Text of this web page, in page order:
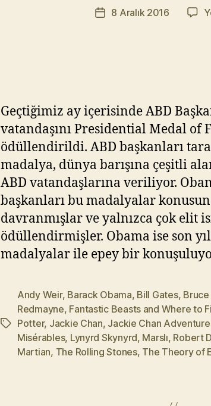
Yazının
yazarı
z
Yazı8 Aralık 2016
Geçtiğimiz ay içerisinde ABD
vatandaşını Presidential Medal of
ödüllendirildi. ABD başkanları
madalya, dünya barışına çeşitli
ABD vatandaşlarına veriliyor.
başkanları bu madalyalar
davranmışlar ve yalnızca çok elit
ödüllendirmişler. Obama ise son
madalyalar ile epey bir
Etiketler
Andy Weir, Barack Obama, Bill Gates,
Redmayne, Fantastic Beasts and Where to
Potter, Jackie Chan, Jackie Chan
Misérables, Lynyrd Skynyrd, Marslı, Robert
Martian, The Rolling Stones, The Theory of